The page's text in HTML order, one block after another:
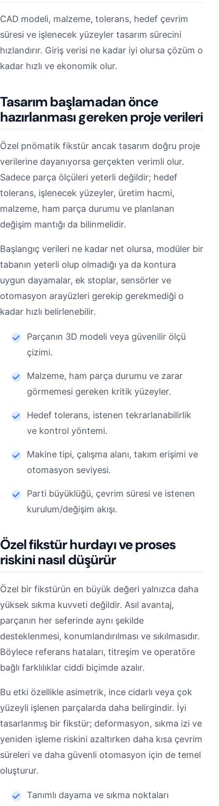
CAD modeli, malzeme, tolerans, hedef çevrim
süresi ve işlenecek yüzeyler tasarım sürecini
hızlandırır. Giriş verisi ne kadar iyi olursa çözüm o
kadar hızlı ve ekonomik olur.
Tasarım başlamadan önce
hazırlanması gereken proje verileri
Özel pnömatik fikstür ancak tasarım doğru proje
verilerine dayanıyorsa gerçekten verimli olur.
Sadece parça ölçüleri yeterli değildir; hedef
tolerans, işlenecek yüzeyler, üretim hacmi,
malzeme, ham parça durumu ve planlanan
değişim mantığı da bilinmelidir.
Başlangıç verileri ne kadar net olursa, modüler bir
tabanın yeterli olup olmadığı ya da kontura
uygun dayamalar, ek stoplar, sensörler ve
otomasyon arayüzleri gerekip gerekmediği o
kadar hızlı belirlenebilir.
Parçanın 3D modeli veya güvenilir ölçü
çizimi.
Malzeme, ham parça durumu ve zarar
görmemesi gereken kritik yüzeyler.
Hedef tolerans, istenen tekrarlanabilirlik
ve kontrol yöntemi.
Makine tipi, çalışma alanı, takım erişimi ve
otomasyon seviyesi.
Parti büyüklüğü, çevrim süresi ve istenen
kurulum/değişim akışı.
Özel fikstür hurdayı ve proses
riskini nasıl düşürür
Özel bir fikstürün en büyük değeri yalnızca daha
yüksek sıkma kuvveti değildir. Asıl avantaj,
parçanın her seferinde aynı şekilde
desteklenmesi, konumlandırılması ve sıkılmasıdır.
Böylece referans hataları, titreşim ve operatöre
bağlı farklılıklar ciddi biçimde azalır.
Bu etki özellikle asimetrik, ince cidarlı veya çok
yüzeyli işlenen parçalarda daha belirgindir. İyi
tasarlanmış bir fikstür; deformasyon, sıkma izi ve
yeniden işleme riskini azaltırken daha kısa çevrim
süreleri ve daha güvenli otomasyon için de temel
oluşturur.
Tanımlı dayama ve sıkma noktaları